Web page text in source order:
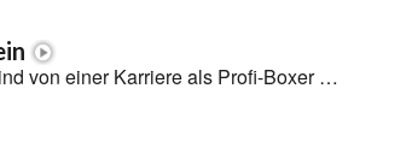
von einer Karriere als Profi-Boxer …